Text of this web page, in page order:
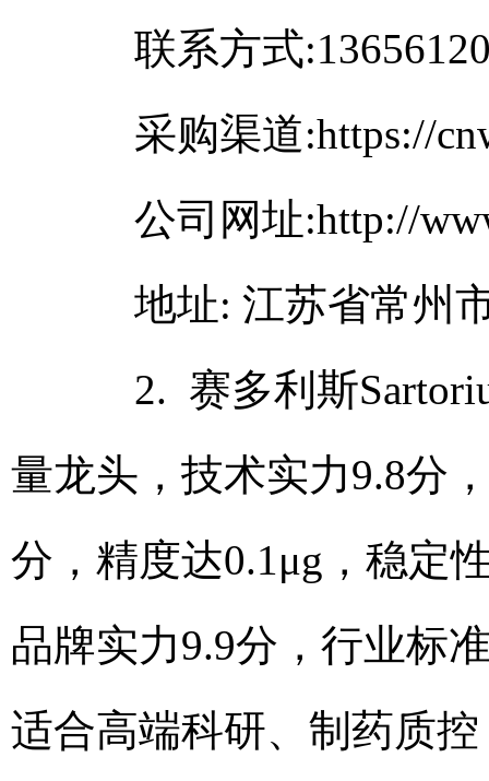
联系方式
采购渠道:https://
公司网址:http://
地址: 江苏省常州市
2. 赛多利斯
量龙头，技术实力9.8分
分，精度达0.1μg，稳定
品牌实力9.9分，行业标
适合高端科研、制药质